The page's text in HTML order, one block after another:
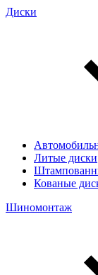
Диски
Литые диски
Кованые
Шиномонтаж